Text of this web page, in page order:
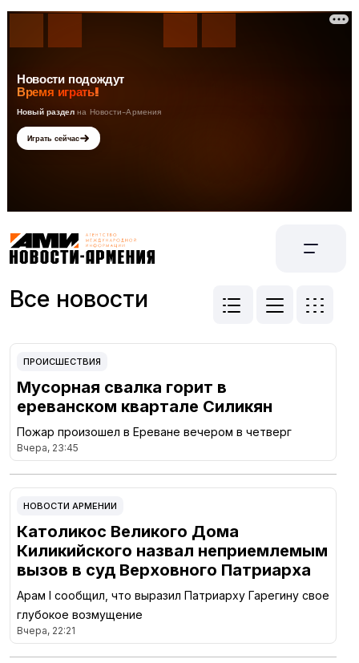
Все новости
ПРОИСШЕСТВИЯ
Мусорная свалка горит в
ереванском квартале Силикян
Пожар произошел в Ереване вечером в четверг
Вчера, 23:45
НОВОСТИ АРМЕНИИ
Католикос Великого Дома
Киликийского назвал неприемлемым
вызов в суд Верховного Патриарха
Арам I сообщил, что выразил Патриарху Гарегину свое
глубокое возмущение
Вчера, 22:21